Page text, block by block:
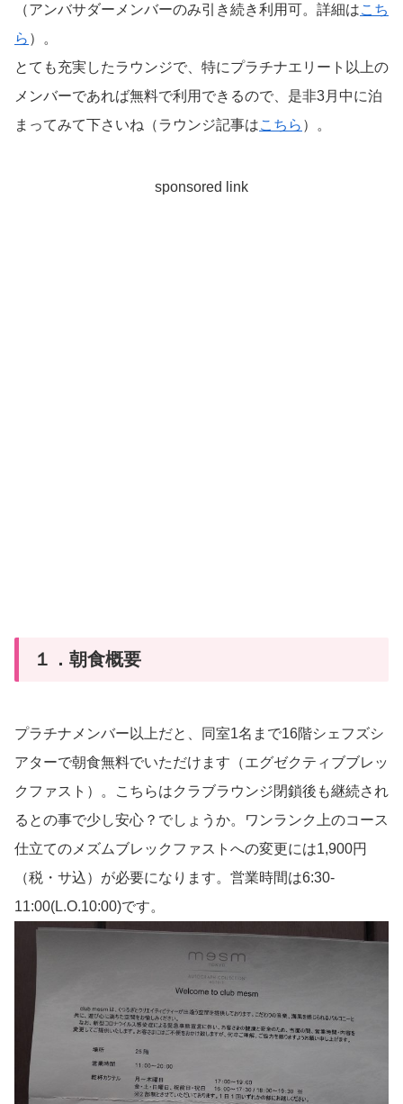
（アンバサダーメンバーのみ引き続き利用可。詳細はこち
ら ）。
とても充実したラウンジで、特にプラチナエリート以上の
メンバーであれば無料で利用できるので、是非3月中に泊
まってみて下さいね（ラウンジ記事はこちら ）。
sponsored link
１．朝食概要
プラチナメンバー以上だと、同室1名まで16階シェフズシ
アターで朝食無料でいただけます（エグゼクティブブレッ
クファスト）。こちらはクラブラウンジ閉鎖後も継続され
るとの事で少し安心？でしょうか。ワンランク上のコース
仕立てのメズムブレックファストへの変更には1,900円
（税・サ込）が必要になります。営業時間は6:30-
11:00(L.O.10:00)です。